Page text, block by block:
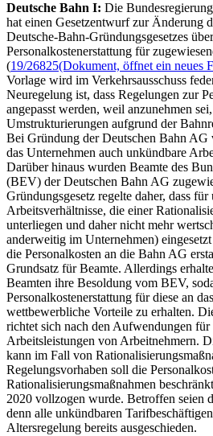
Deutsche Bahn I: Die Bundesregierung
hat einen Gesetzentwurf zur Änderung
Deutsche-Bahn-Gründungsgesetzes
Personalkostenerstattung für
(19/26825(Dokument, öffnet ein neues
Vorlage wird im Verkehrsausschuss
Neuregelung ist, dass Regelungen zur
angepasst werden, weil anzunehmen
Umstrukturierungen aufgrund der
Bei Gründung der Deutschen Bahn AG
das Unternehmen auch unkündbare
Darüber hinaus wurden Beamte des
(BEV) der Deutschen Bahn AG
Gründungsgesetz regelte daher, dass
Arbeitsverhältnisse, die einer
unterliegen und daher nicht mehr
anderweitig im Unternehmen)
die Personalkosten an die Bahn AG
Grundsatz für Beamte. Allerdings
Beamten ihre Besoldung vom BEV,
Personalkostenerstattung für diese an
wettbewerbliche Vorteile zu erhalten.
richtet sich nach den Aufwendungen für
Arbeitsleistungen von Arbeitnehmern.
kann im Fall von
Regelungsvorhaben soll die
Rationalisierungsmaßnahmen
2020 vollzogen wurde. Betroffen seien
denn alle unkündbaren
Altersregelung bereits ausgeschieden.